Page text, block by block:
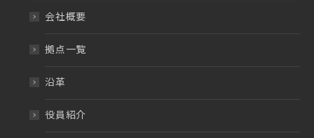
会社概要
拠点一覧
沿革
役員紹介